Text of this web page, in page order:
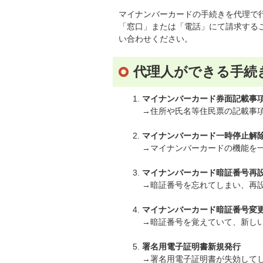
マイナンバーカードの手続きを代理
「窓口」または「電話」にて請求す
い合わせください。
代理人ができる手続
マイナンバーカード券面記載事
→住所や氏名等住民票の記載事
マイナンバーカード一時停止解
→マイナンバーカードの機能を
マイナンバーカード暗証番号再
→暗証番号を忘れてしまい、再
マイナンバーカード暗証番号変
→暗証番号を覚えていて、新し
署名用電子証明書新規発行
→署名用電子証明書が失効して